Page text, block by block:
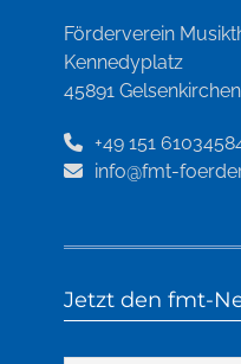
Förderverein
Kennedyplatz
45891 Gelsenkirchen
+49 151
info@fmt-
Jetzt den fmt-